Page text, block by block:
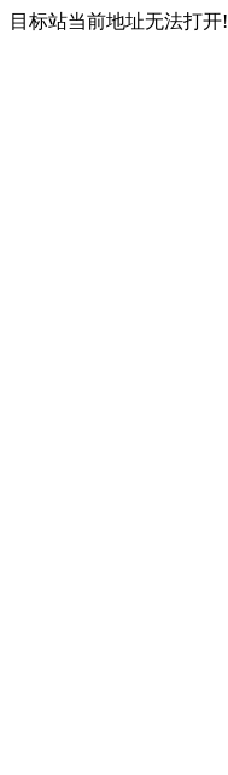
目标站当前地址无法打开!